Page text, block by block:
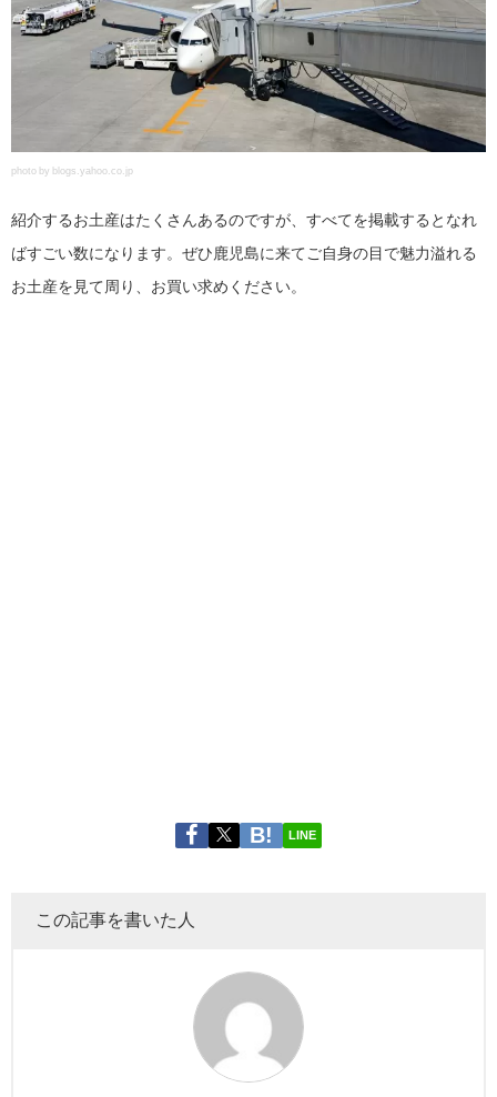
photo by blogs.yahoo.co.jp
紹介するお土産はたくさんあるのですが、すべてを掲載するとなれ
ばすごい数になります。ぜひ鹿児島に来てご自身の目で魅力溢れる
お土産を見て周り、お買い求めください。
LINE
この記事を書いた人